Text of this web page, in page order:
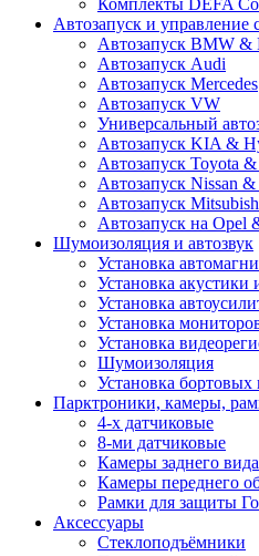
Комплекты DEFA
Автозапуск и управление
Автозапуск BMW
Автозапуск Audi
Автозапуск Mercedes
Автозапуск VW
Универсальный
Автозапуск KIA &
Автозапуск Toyota
Автозапуск Nissan
Автозапуск
Автозапуск на Opel
Шумоизоляция и автозвук
Установка
Установка акустики
Установка
Установка
Установка
Шумоизоляция
Установка бортовых
Парктроники, камеры,
4-х датчиковые
8-ми датчиковые
Камеры заднего вида
Камеры переднего
Рамки для защиты
Аксессуары
Стеклоподъёмники